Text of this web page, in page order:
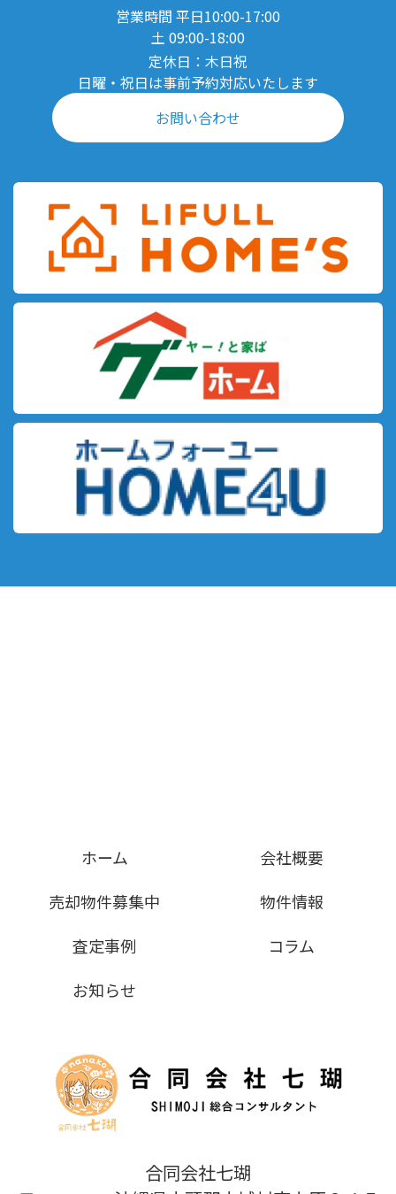
営業時間 平日10:00-17:00
土 09:00-18:00
定休日：木日祝
日曜・祝日は事前予約対応いたします
お問い合わせ
ホーム
会社概要
売却物件募集中
物件情報
査定事例
コラム
お知らせ
合同会社七瑚